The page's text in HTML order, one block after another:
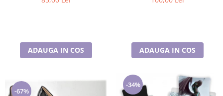
ADAUGA IN COS ADAUGA IN COS
-67%
-34%